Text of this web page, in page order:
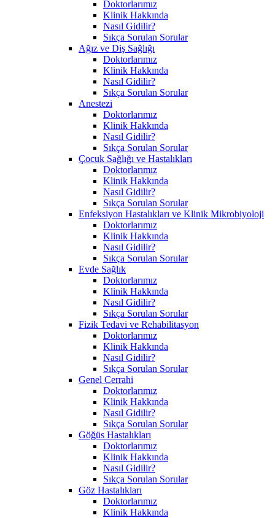
Doktorlarımız
Klinik Hakkında
Nasıl Gidilir?
Sıkça Sorulan Sorular
Ağız ve Diş Sağlığı
Doktorlarımız
Klinik Hakkında
Nasıl Gidilir?
Sıkça Sorulan Sorular
Anestezi
Doktorlarımız
Klinik Hakkında
Nasıl Gidilir?
Sıkça Sorulan Sorular
Çocuk Sağlığı ve Hastalıkları
Doktorlarımız
Klinik Hakkında
Nasıl Gidilir?
Sıkça Sorulan Sorular
Enfeksiyon Hastalıkları ve Klinik Mikrobiyoloji
Doktorlarımız
Klinik Hakkında
Nasıl Gidilir?
Sıkça Sorulan Sorular
Evde Sağlık
Doktorlarımız
Klinik Hakkında
Nasıl Gidilir?
Sıkça Sorulan Sorular
Fizik Tedavi ve Rehabilitasyon
Doktorlarımız
Klinik Hakkında
Nasıl Gidilir?
Sıkça Sorulan Sorular
Genel Cerrahi
Doktorlarımız
Klinik Hakkında
Nasıl Gidilir?
Sıkça Sorulan Sorular
Göğüs Hastalıkları
Doktorlarımız
Klinik Hakkında
Nasıl Gidilir?
Sıkça Sorulan Sorular
Göz Hastalıkları
Doktorlarımız
Klinik Hakkında